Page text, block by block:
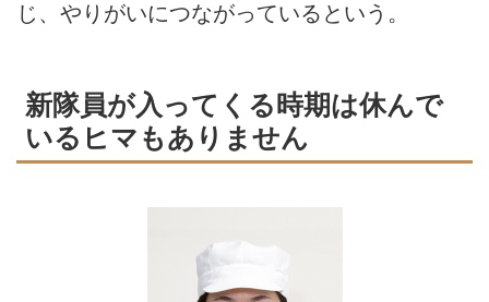
じ、やりがいにつながっているという。
新隊員が入ってくる時期は休んで
いるヒマもありません